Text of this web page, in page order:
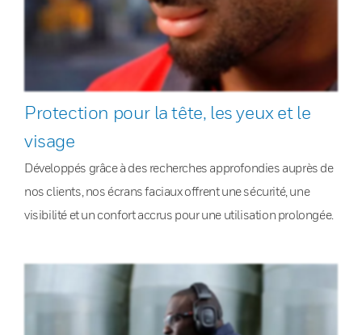
Protection pour la tête, les yeux et le
visage
Développés grâce à des recherches approfondies auprès de
nos clients, nos écrans faciaux offrent une sécurité, une
visibilité et un confort accrus pour une utilisation prolongée.